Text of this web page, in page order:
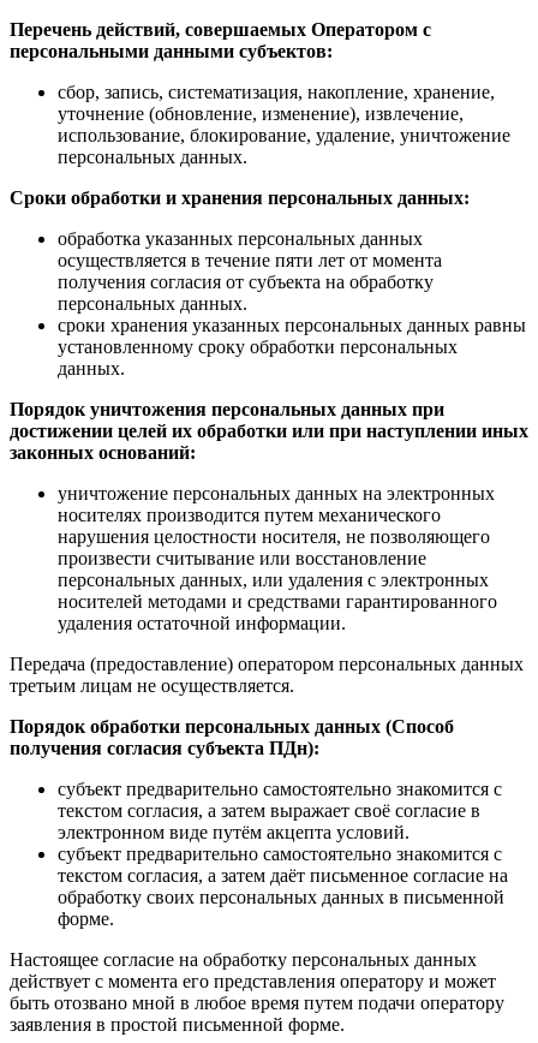
Перечень действий, совершаемых Оператором с
персональными данными субъектов:
сбор, запись, систематизация, накопление, хранение,
уточнение (обновление, изменение), извлечение,
использование, блокирование, удаление, уничтожение
персональных данных.
Сроки обработки и хранения персональных данных:
обработка указанных персональных данных
осуществляется в течение пяти лет от момента
получения согласия от субъекта на обработку
персональных данных.
сроки хранения указанных персональных данных равны
установленному сроку обработки персональных
данных.
Порядок уничтожения персональных данных при
достижении целей их обработки или при наступлении иных
законных оснований:
уничтожение персональных данных на электронных
носителях производится путем механического
нарушения целостности носителя, не позволяющего
произвести считывание или восстановление
персональных данных, или удаления с электронных
носителей методами и средствами гарантированного
удаления остаточной информации.
Передача (предоставление) оператором персональных данных
третьим лицам не осуществляется.
Порядок обработки персональных данных (Способ
получения согласия субъекта ПДн):
субъект предварительно самостоятельно знакомится с
текстом согласия, а затем выражает своё согласие в
электронном виде путём акцепта условий.
субъект предварительно самостоятельно знакомится с
текстом согласия, а затем даёт письменное согласие на
обработку своих персональных данных в письменной
форме.
Настоящее согласие на обработку персональных данных
действует с момента его представления оператору и может
быть отозвано мной в любое время путем подачи оператору
заявления в простой письменной форме.